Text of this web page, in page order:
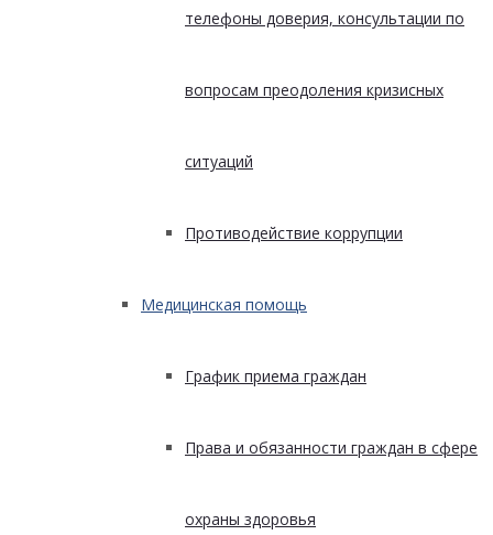
телефоны доверия, консультации по
вопросам преодоления кризисных
ситуаций
Противодействие коррупции
Медицинская помощь
График приема граждан
Права и обязанности граждан в сфере
охраны здоровья